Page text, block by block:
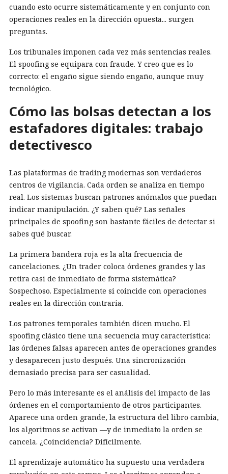
cuando esto ocurre sistemáticamente y en conjunto con
operaciones reales en la dirección opuesta... surgen
preguntas.
Los tribunales imponen cada vez más sentencias reales.
El spoofing se equipara con fraude. Y creo que es lo
correcto: el engaño sigue siendo engaño, aunque muy
tecnológico.
Cómo las bolsas detectan a los
estafadores digitales: trabajo
detectivesco
Las plataformas de trading modernas son verdaderos
centros de vigilancia. Cada orden se analiza en tiempo
real. Los sistemas buscan patrones anómalos que puedan
indicar manipulación. ¿Y saben qué? Las señales
principales de spoofing son bastante fáciles de detectar si
sabes qué buscar.
La primera bandera roja es la alta frecuencia de
cancelaciones. ¿Un trader coloca órdenes grandes y las
retira casi de inmediato de forma sistemática?
Sospechoso. Especialmente si coincide con operaciones
reales en la dirección contraria.
Los patrones temporales también dicen mucho. El
spoofing clásico tiene una secuencia muy característica:
las órdenes falsas aparecen antes de operaciones grandes
y desaparecen justo después. Una sincronización
demasiado precisa para ser casualidad.
Pero lo más interesante es el análisis del impacto de las
órdenes en el comportamiento de otros participantes.
Aparece una orden grande, la estructura del libro cambia,
los algoritmos se activan —y de inmediato la orden se
cancela. ¿Coincidencia? Difícilmente.
El aprendizaje automático ha supuesto una verdadera